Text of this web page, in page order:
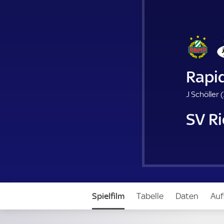
J Schöller (
SV
Spielfilm Tabelle Daten